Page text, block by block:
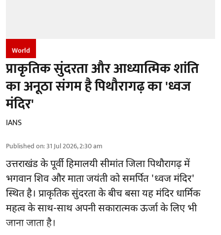
World
प्राकृतिक सुंदरता और आध्यात्मिक शांति
का अनूठा संगम है पिथौरागढ़ का 'ध्वज
मंदिर'
IANS
Published on:31 Jul 2026, 2:30 am
उत्तराखंड के पूर्वी हिमालयी सीमांत जिला पिथौरागढ़ में
भगवान शिव और माता जयंती को समर्पित 'ध्वज मंदिर'
स्थित है। प्राकृतिक सुंदरता के बीच बसा यह मंदिर धार्मिक
महत्व के साथ-साथ अपनी सकारात्मक ऊर्जा के लिए भी
जाना जाता है।